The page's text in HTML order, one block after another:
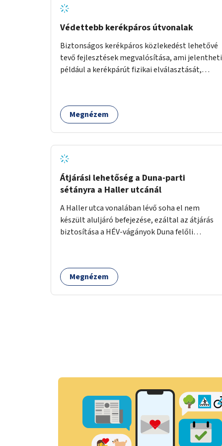
Védettebb kerékpáros útvonalak
Biztonságos kerékpáros közlekedést lehetővé
tevő fejlesztések megvalósítása, ami jelentheti
például a kerékpárút fizikai elválasztását,
különösen a veszélyesebb kereszteződésekben,
vagy akár egyes egyirányú utcák megnyitását
Megnézem
Átjárási lehetőség a Duna-parti
sétányra a Haller utcánál
A Haller utca vonalában lévő soha el nem
készült aluljáró befejezése, ezáltal az átjárás
biztosítása a HÉV-vágányok Duna felőli
Megnézem